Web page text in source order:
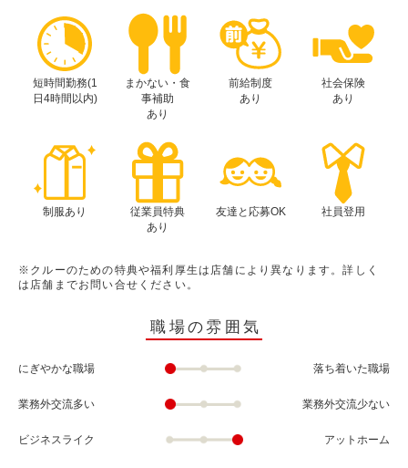
短時間勤務(1
日4時間以内)
まかない・食
事補助
あり
前給制度
あり
社会保険
あり
制服あり
従業員特典
あり
友達と応募OK 社員登用
※クルーのための特典や福利厚生は店舗により異なります。詳しく
は店舗までお問い合せください。
職場の雰囲気
にぎやかな職場 落ち着いた職場
業務外交流多い 業務外交流少ない
ビジネスライク アットホーム